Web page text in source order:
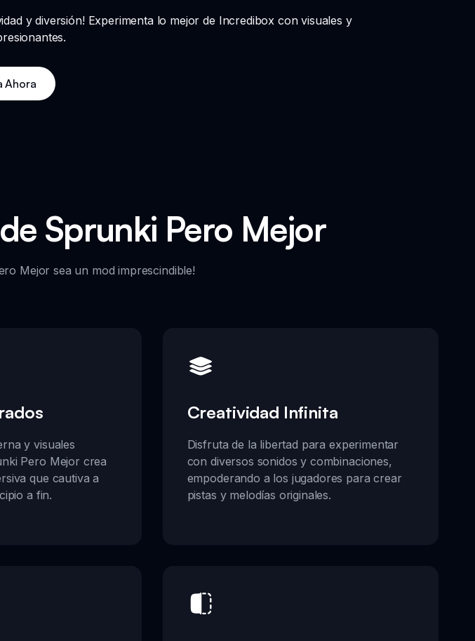
y diversión! Experimenta lo mejor de Incredibox con visuales y
Ahora
Sprunki Pero Mejor
Mejor sea un mod imprescindible!
y visuales
Pero Mejor crea
que cautiva a
a fin.
Creatividad Infinita
Disfruta de la libertad para experimentar
con diversos sonidos y combinaciones,
empoderando a los jugadores para crear
pistas y melodías originales.